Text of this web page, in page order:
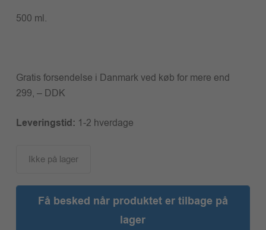
500 ml.
Gratis forsendelse i Danmark ved køb for mere end
299, – DDK
Leveringstid: 1-2 hverdage
Ikke på lager
Få besked når produktet er tilbage på
lager